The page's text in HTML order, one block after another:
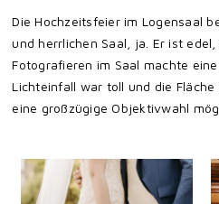
Die Hochzeitsfeier im Logensaal
und herrlichen Saal, ja. Er ist
Fotografieren im Saal machte
Lichteinfall war toll und die
eine großzügige Objektivwahl